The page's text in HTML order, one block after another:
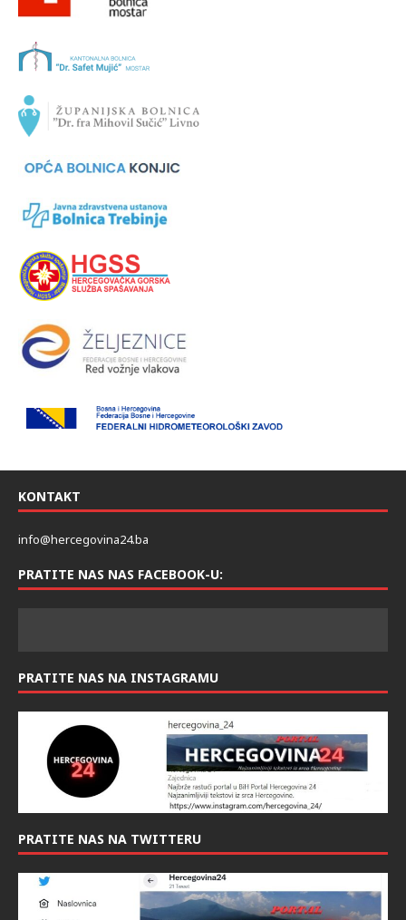
KONTAKT
info@hercegovina24.ba
PRATITE NAS NAS FACEBOOK-U:
PRATITE NAS NA INSTAGRAMU
PRATITE NAS NA TWITTERU